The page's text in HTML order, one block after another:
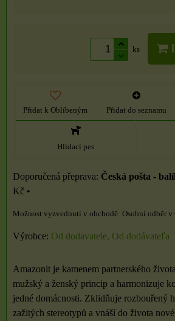
ks
Přidat k Oblíbeným Přidat do seznamu
Hlídací pes
Česká pošta -
Kč •
Osobní odběr v
Výrobce: Od dodavatele, Od dodávateľa
Amazonit je kamenem partnerského
mužský a ženský princip a harmonizuje
jedné domácnosti. Zklidňuje rozbouřený
zažitých stereotypů a vnáší do života